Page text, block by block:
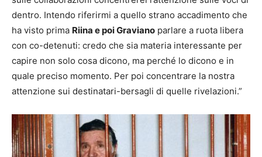
dentro. Intendo riferirmi a quello strano accadimento che
ha visto prima Riina e poi Graviano parlare a ruota libera
con co-detenuti: credo che sia materia interessante per
capire non solo cosa dicono, ma perché lo dicono e in
quale preciso momento. Per poi concentrare la nostra
attenzione sui destinatari-bersagli di quelle rivelazioni.”